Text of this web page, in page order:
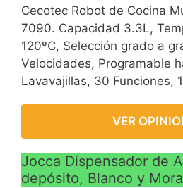
Cecotec Robot de Cocina
7090. Capacidad 3.3L,
120ºC, Selección grado a
Velocidades, Programable
Lavavajillas, 30 Funciones,
VER
Jocca Dispensador de
depósito, Blanco y